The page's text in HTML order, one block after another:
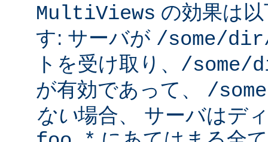
MultiViews の効果は
す: サーバが /some/
トを受け取り、 /some/
が有効であって、 /
ない場合、 サーバはデ